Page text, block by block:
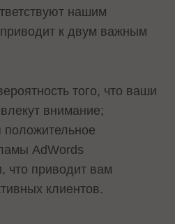
нашим
к двум важным
того, что ваши
внимание;
положительное
AdWords
что приводит вам
клиентов.